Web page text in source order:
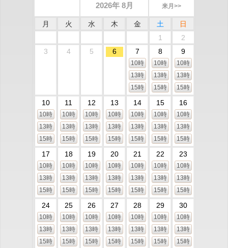
2026年 8月 来月>>
月 火 水 木 金 土
日
1
2
3
4 5 6 7
10時
13時
15時
8
10時
13時
15時
9
10時
13時
15時
10
10時
13時
15時
11
10時
13時
15時
12
10時
13時
15時
13
10時
13時
15時
14
10時
13時
15時
15
10時
13時
15時
16
10時
13時
15時
17
10時
13時
15時
18
10時
13時
15時
19
10時
13時
15時
20
10時
13時
15時
21
10時
13時
15時
22
10時
13時
15時
23
10時
13時
15時
24
10時
13時
15時
25
10時
13時
15時
26
10時
13時
15時
27
10時
13時
15時
28
10時
13時
15時
29
10時
13時
15時
30
10時
13時
15時